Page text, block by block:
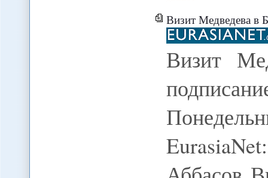
Визит Медведева в Баку
Визит